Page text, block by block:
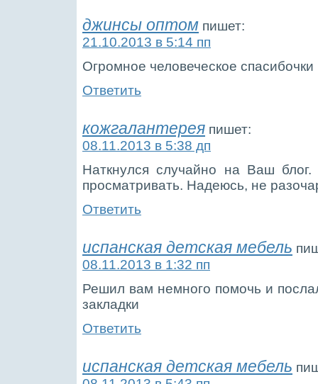
джинсы оптом пишет:
21.10.2013 в 5:14 пп
Огромное человеческое спасибочки
Ответить
кожгалантерея пишет:
08.11.2013 в 5:38 дп
Наткнулся случайно на Ваш блог.
просматривать. Надеюсь, не
Ответить
испанская детская мебель
08.11.2013 в 1:32 пп
Решил вам немного помочь и
закладки
Ответить
испанская детская мебель